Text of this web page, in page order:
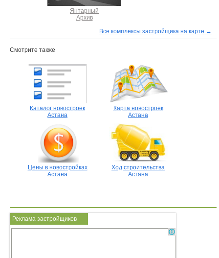
Янтарный
Архив
Все комплексы застройщика на карте →
Смотрите также
Каталог новостроек
Астана
Карта новостроек
Астана
Цены в новостройках
Астана
Ход строительства
Астана
Реклама застройщиков